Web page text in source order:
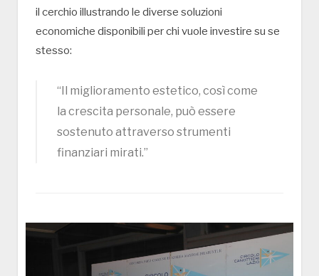
il cerchio illustrando le diverse soluzioni
economiche disponibili per chi vuole investire su se
stesso:
“Il miglioramento estetico, così come
la crescita personale, può essere
sostenuto attraverso strumenti
finanziari mirati.”